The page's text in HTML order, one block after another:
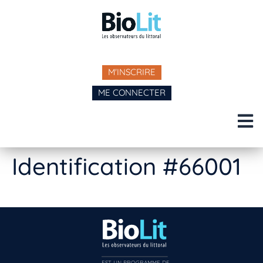
M'INSCRIRE
ME CONNECTER
Identification #66001